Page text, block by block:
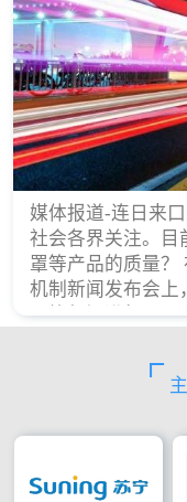
媒体报道-连日来
社会各界关注。目
罩等产品的质量？
机制新闻发布会上
局等部门进行了回